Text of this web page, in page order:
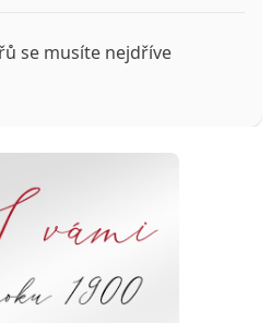
se musíte nejdříve